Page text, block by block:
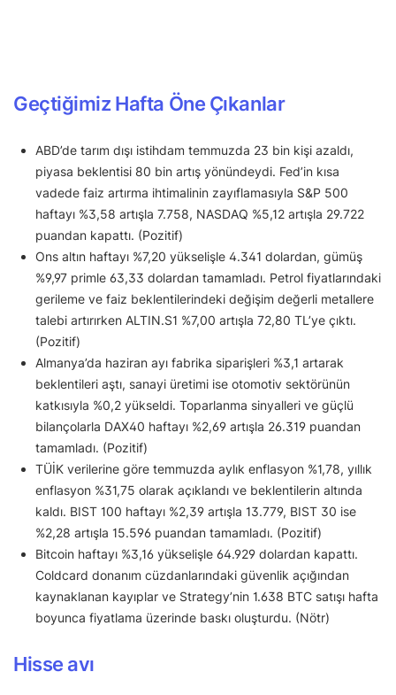
Geçtiğimiz Hafta Öne Çıkanlar
ABD’de tarım dışı istihdam temmuzda 23 bin kişi azaldı,
piyasa beklentisi 80 bin artış yönündeydi. Fed’in kısa
vadede faiz artırma ihtimalinin zayıflamasıyla S&P 500
haftayı %3,58 artışla 7.758, NASDAQ %5,12 artışla 29.722
puandan kapattı. (Pozitif)
Ons altın haftayı %7,20 yükselişle 4.341 dolardan, gümüş
%9,97 primle 63,33 dolardan tamamladı. Petrol fiyatlarındaki
gerileme ve faiz beklentilerindeki değişim değerli metallere
talebi artırırken ALTIN.S1 %7,00 artışla 72,80 TL’ye çıktı.
(Pozitif)
Almanya’da haziran ayı fabrika siparişleri %3,1 artarak
beklentileri aştı, sanayi üretimi ise otomotiv sektörünün
katkısıyla %0,2 yükseldi. Toparlanma sinyalleri ve güçlü
bilançolarla DAX40 haftayı %2,69 artışla 26.319 puandan
tamamladı. (Pozitif)
TÜİK verilerine göre temmuzda aylık enflasyon %1,78, yıllık
enflasyon %31,75 olarak açıklandı ve beklentilerin altında
kaldı. BIST 100 haftayı %2,39 artışla 13.779, BIST 30 ise
%2,28 artışla 15.596 puandan tamamladı. (Pozitif)
Bitcoin haftayı %3,16 yükselişle 64.929 dolardan kapattı.
Coldcard donanım cüzdanlarındaki güvenlik açığından
kaynaklanan kayıplar ve Strategy’nin 1.638 BTC satışı hafta
boyunca fiyatlama üzerinde baskı oluşturdu. (Nötr)
Hisse avı